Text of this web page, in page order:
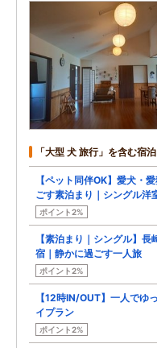
「大型 犬 旅行」を含む宿
【ペット同伴OK】愛犬・
ごす素泊まり｜シングル洋
ポイント2%
【素泊まり｜シングル】
宿｜静かに過ごす一人旅
ポイント2%
【12時IN/OUT】一人でゆ
イプラン
ポイント2%